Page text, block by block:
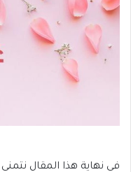
في نهاية هذا المقال